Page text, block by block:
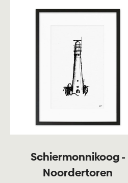
Schiermonnikoog -
Noordertoren